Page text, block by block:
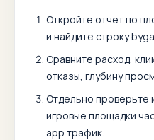
Откройте отчет по
и найдите строку
Сравните расход,
отказы, глубину
Отдельно проверьте
игровые площадки
app трафик.